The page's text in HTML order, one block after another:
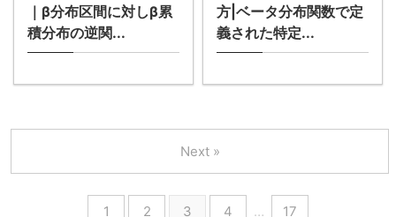
｜β分布区間に対しβ累
積分布の逆関...
方|ベータ分布関数で定
義された特定...
1 2 3 4 … 17
Next »